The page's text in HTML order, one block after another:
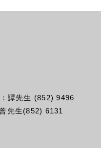
譚先生 (852) 9496
先生(852) 6131